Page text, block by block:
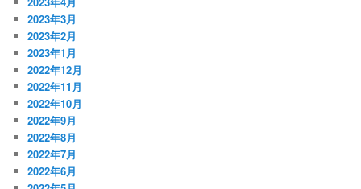
2023年3月
2023年2月
2023年1月
2022年12月
2022年11月
2022年10月
2022年9月
2022年8月
2022年7月
2022年6月